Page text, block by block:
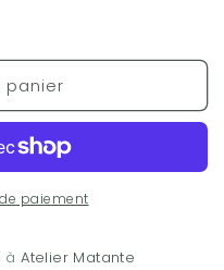
panier
paiement
àAtelier Matante